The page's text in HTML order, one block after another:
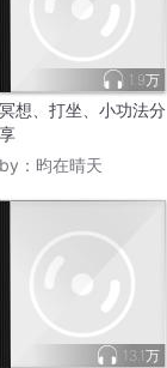
1.9万
冥想、打坐、小功法分
享
by： 昀在晴天
13.1万